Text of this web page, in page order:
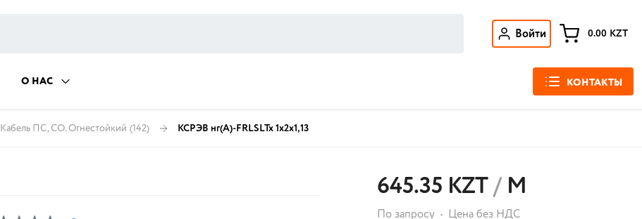
Войти 0.00 KZT
О НАС КОНТАКТЫ
Кабель ПС, СО. Огнестойкий (142) КСРЭВ нг(А)-FRLSLTx 1х2х1,13
645.35 KZT/ М
По запросу Цена без НДС